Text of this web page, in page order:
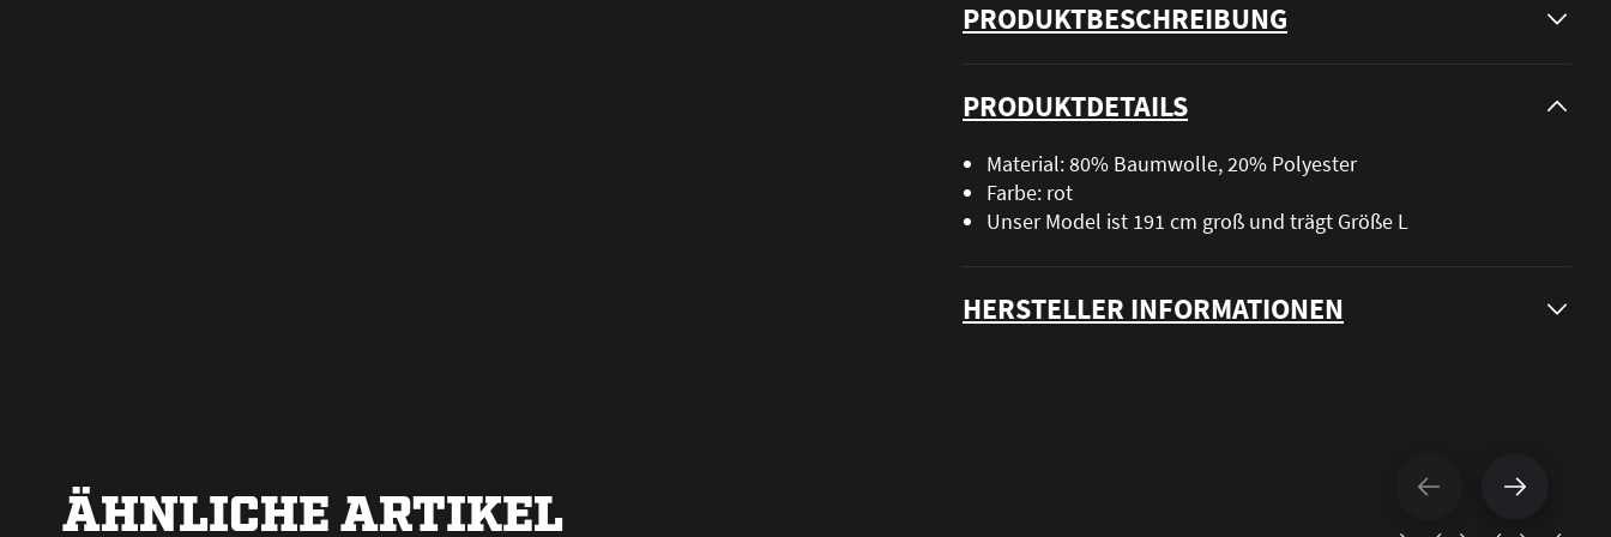
PRODUKTBESCHREIBUNG
PRODUKTDETAILS
Material: 80% Baumwolle, 20% Polyester
Farbe: rot
Unser Model ist 191 cm groß und trägt Größe L
HERSTELLER INFORMATIONEN
ÄHNLICHE ARTIKEL